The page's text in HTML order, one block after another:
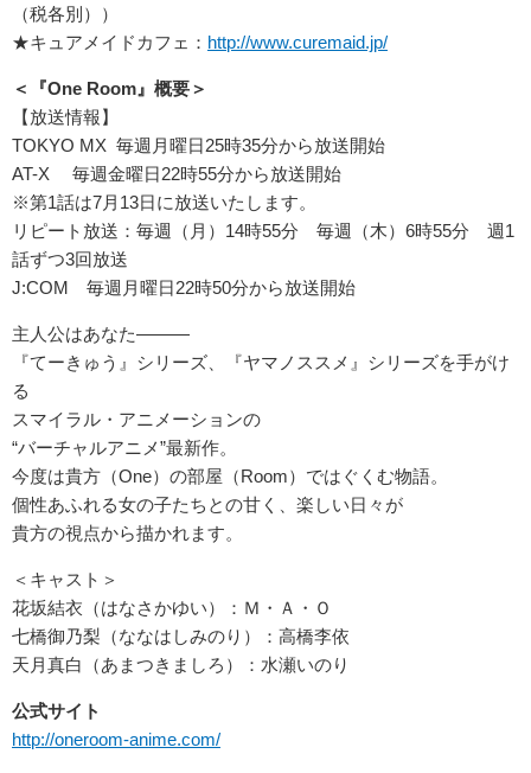
（税各別））
★キュアメイドカフェ： http://www.curemaid.jp/
＜『One Room』概要＞
【放送情報】
TOKYO MX 毎週月曜日25時35分から放送開始
AT-X 毎週金曜日22時55分から放送開始
※第1話は7月13日に放送いたします。
リピート放送：毎週（月）14時55分 毎週（木）6時55分 週1
話ずつ3回放送
J:COM 毎週月曜日22時50分から放送開始
主人公はあなた―――
『てーきゅう』シリーズ、『ヤマノススメ』シリーズを手がけ
る
スマイラル・アニメーションの
“バーチャルアニメ”最新作。
今度は貴方（One）の部屋（Room）ではぐくむ物語。
個性あふれる女の子たちとの甘く、楽しい日々が
貴方の視点から描かれます。
＜キャスト＞
花坂結衣（はなさかゆい）：Ｍ・Ａ・Ｏ
七橋御乃梨（ななはしみのり）：高橋李依
天月真白（あまつきましろ）：水瀬いのり
公式サイト
http://oneroom-anime.com/